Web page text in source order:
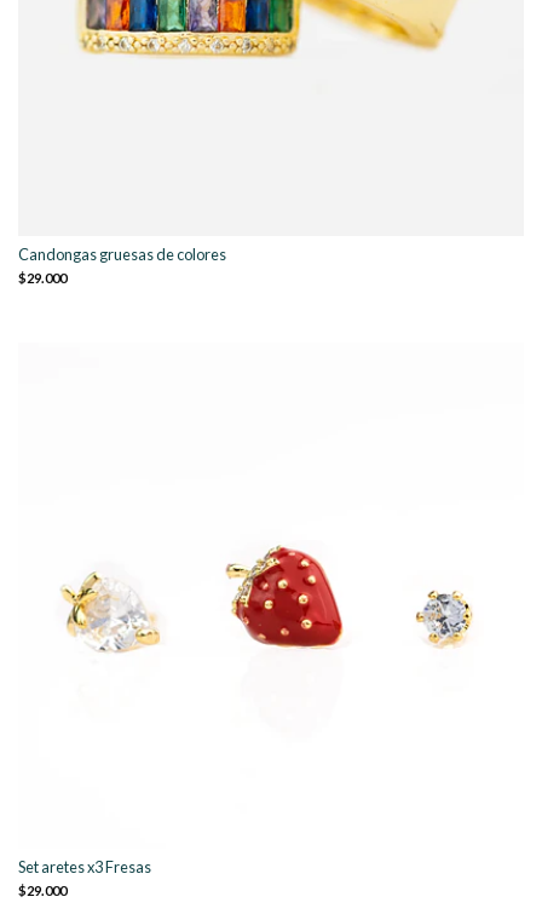
Candongas gruesas de colores
$29.000
Set aretes x3 Fresas
$29.000